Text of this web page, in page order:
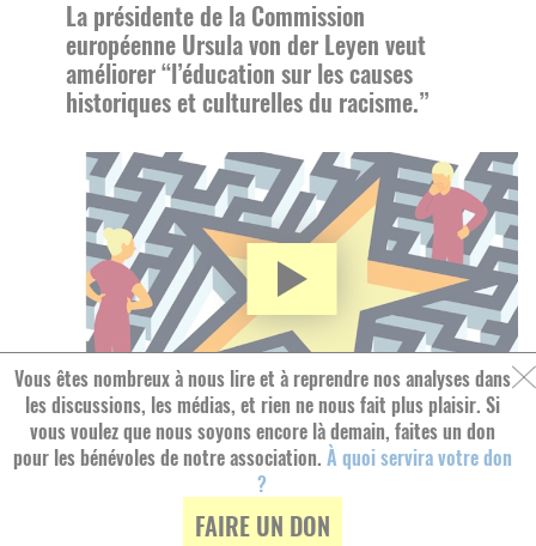
Vous êtes nombreux à nous lire et à reprendre nos analyses dans
les discussions, les médias, et rien ne nous fait plus plaisir. Si
vous voulez que nous soyons encore là demain, faites un don
pour les bénévoles de notre association. À quoi servira votre don
?
FAIRE UN DON
La présidente de la Commission
européenne Ursula von der Leyen veut
améliorer “l’éducation sur les causes
historiques et culturelles du racisme.”
L’EUROPE EST OPPOSÉE À LA CRÉATION
D’UN SALAIRE MINIMUM ? –
OBJECTION VOTRE EUROPE, AVEC
AMANDINE CRESPY